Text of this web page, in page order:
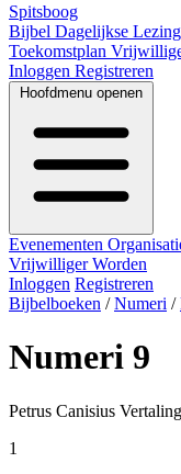
Spitsboog
Bijbel Dagelijkse
Toekomstplan
Inloggen Registreren
Hoofdmenu openen
Evenementen
Vrijwilliger Worden
Inloggen Registreren
Bijbelboeken / Numeri /
Numeri 9
Petrus Canisius
1